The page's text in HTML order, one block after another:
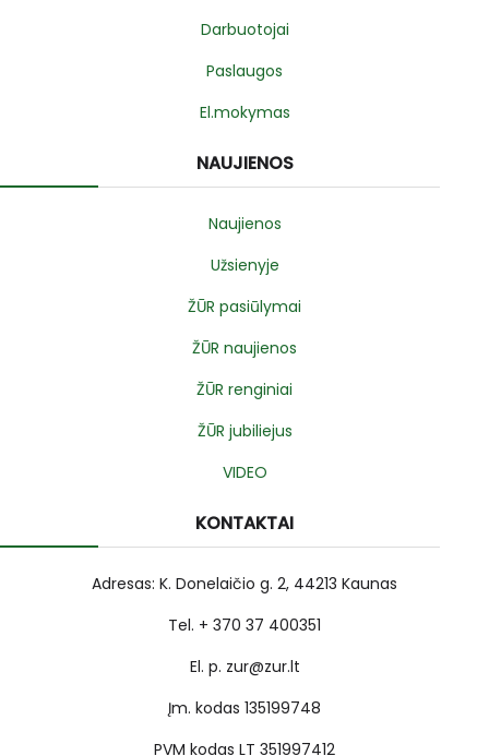
Darbuotojai
Paslaugos
El.mokymas
NAUJIENOS
Naujienos
Užsienyje
ŽŪR pasiūlymai
ŽŪR naujienos
ŽŪR renginiai
ŽŪR jubiliejus
VIDEO
KONTAKTAI
Adresas: K. Donelaičio g. 2, 44213 Kaunas
Tel. + 370 37 400351
El. p. zur@zur.lt
Įm. kodas 135199748
PVM kodas LT 351997412